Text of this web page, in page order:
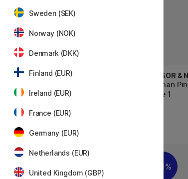
WINSOR & NEWTON WINSOR &
Cotman
Taille 1
11%
Sweden (SEK)
Norway (NOK)
Denmark (DKK)
Finland (EUR)
Ireland (EUR)
France (EUR)
Germany (EUR)
Netherlands (EUR)
United Kingdom (GBP)